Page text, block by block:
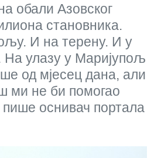
обали Азовског
становника.
И на терену. И у
На улазу у Маријупољ
од мјесец дана, али
ми не би помогао
оснивач портала